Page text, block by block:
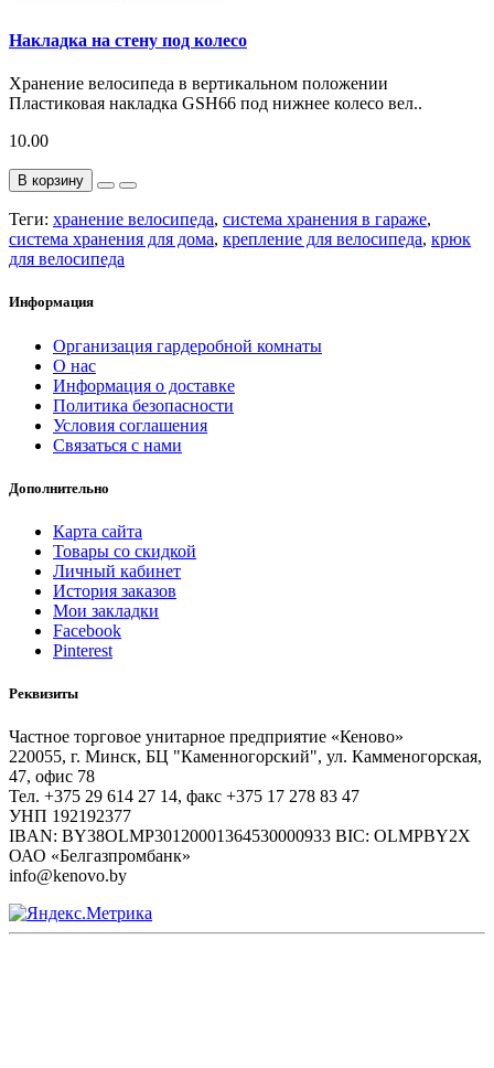
Накладка на стену под колесо
Хранение велосипеда в вертикальном положении
Пластиковая накладка GSH66 под нижнее колесо вел..
10.00
В корзину
Теги: хранение велосипеда, система хранения в гараже,
система хранения для дома, крепление для велосипеда, крюк
для велосипеда
Информация
Организация гардеробной комнаты
О нас
Информация о доставке
Политика безопасности
Условия соглашения
Связаться с нами
Дополнительно
Карта сайта
Товары со скидкой
Личный кабинет
История заказов
Мои закладки
Facebook
Pinterest
Реквизиты
Частное торговое унитарное предприятие «Кеново»
220055, г. Минск, БЦ "Каменногорский", ул. Камменогорская,
47, офис 78
Тел. +375 29 614 27 14, факс +375 17 278 83 47
УНП 192192377
IBAN: BY38OLMP30120001364530000933 BIC: OLMPBY2X
ОАО «Белгазпромбанк»
info@kenovo.by